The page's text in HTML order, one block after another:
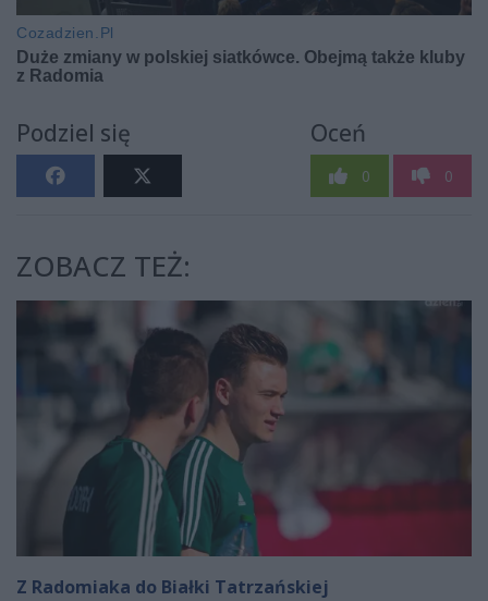
Podziel się Oceń
0 0
ZOBACZ TEŻ:
Z Radomiaka do Białki Tatrzańskiej